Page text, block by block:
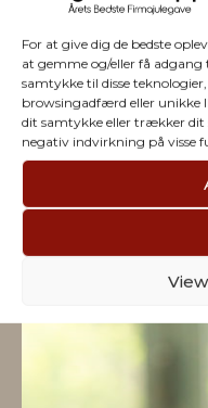
For at give dig de bedste
at gemme og/eller få adgang
samtykke til disse
browsingadfærd eller unikke
dit samtykke eller trækker dit
negativ indvirkning på visse
firmaet